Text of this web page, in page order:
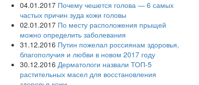
04.01.2017 Почему чешется голова — 6 самых
частых причин зуда кожи головы
02.01.2017 По месту расположения прыщей
можно определить заболевания
31.12.2016 Путин пожелал россиянам здоровья,
благополучия и любви в новом 2017 году
30.12.2016 Дерматологи назвали ТОП-5
растительных масел для восстановления